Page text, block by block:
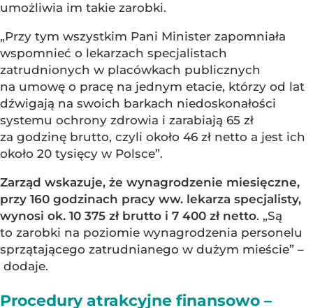
umożliwia im takie zarobki.
„Przy tym wszystkim Pani Minister zapomniała
wspomnieć o lekarzach specjalistach
zatrudnionych w placówkach publicznych
na umowę o pracę na jednym etacie, którzy od lat
dźwigają na swoich barkach niedoskonałości
systemu ochrony zdrowia i zarabiają 65 zł
za godzinę brutto, czyli około 46 zł netto a jest ich
około 20 tysięcy w Polsce”.
Zarząd wskazuje, że wynagrodzenie miesięczne,
przy 160 godzinach pracy ww. lekarza specjalisty,
wynosi ok. 10 375 zł brutto i 7 400 zł netto. „Są
to zarobki na poziomie wynagrodzenia personelu
sprzątającego zatrudnianego w dużym mieście” –
dodaje.
Procedury atrakcyjne finansowo –